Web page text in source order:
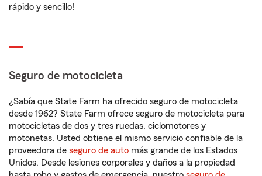
rápido y sencillo!
Seguro de motocicleta
¿Sabía que State Farm ha ofrecido seguro de motocicleta
desde 1962? State Farm ofrece seguro de motocicleta para
motocicletas de dos y tres ruedas, ciclomotores y
motonetas. Usted obtiene el mismo servicio confiable de la
proveedora de seguro de auto más grande de los Estados
Unidos. Desde lesiones corporales y daños a la propiedad